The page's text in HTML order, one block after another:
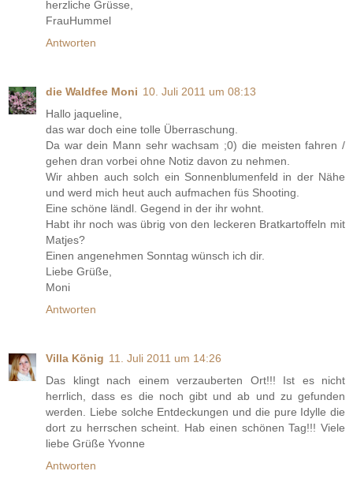
herzliche Grüsse,
FrauHummel
Antworten
die Waldfee Moni 10. Juli 2011 um 08:13
Hallo jaqueline,
das war doch eine tolle Überraschung.
Da war dein Mann sehr wachsam ;0) die meisten fahren /
gehen dran vorbei ohne Notiz davon zu nehmen.
Wir ahben auch solch ein Sonnenblumenfeld in der Nähe
und werd mich heut auch aufmachen füs Shooting.
Eine schöne ländl. Gegend in der ihr wohnt.
Habt ihr noch was übrig von den leckeren Bratkartoffeln mit
Matjes?
Einen angenehmen Sonntag wünsch ich dir.
Liebe Grüße,
Moni
Antworten
Villa König 11. Juli 2011 um 14:26
Das klingt nach einem verzauberten Ort!!! Ist es nicht
herrlich, dass es die noch gibt und ab und zu gefunden
werden. Liebe solche Entdeckungen und die pure Idylle die
dort zu herrschen scheint. Hab einen schönen Tag!!! Viele
liebe Grüße Yvonne
Antworten